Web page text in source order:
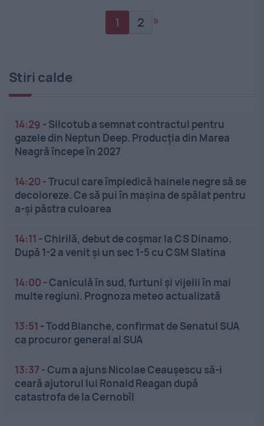
1 2 »
Stiri calde
14:29 - Silcotub a semnat contractul pentru
gazele din Neptun Deep. Producția din Marea
Neagră începe în 2027
14:20 -Trucul care împiedică hainele negre să se
decoloreze. Ce să pui în mașina de spălat pentru
a-și păstra culoarea
14:11 -Chirilă, debut de coșmar la CS Dinamo.
După 1-2 a venit și un sec 1-5 cu CSM Slatina
14:00 -Caniculă în sud, furtuni și vijelii în mai
multe regiuni. Prognoza meteo actualizată
13:51 -Todd Blanche, confirmat de Senatul SUA
ca procuror general al SUA
13:37 -Cum a ajuns Nicolae Ceaușescu să-i
ceară ajutorul lui Ronald Reagan după
catastrofa de la Cernobîl